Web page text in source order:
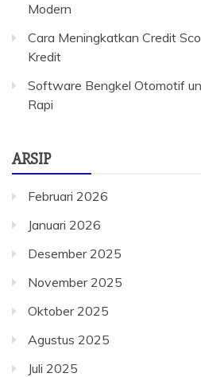
Modern
Cara Meningkatkan Credit
Kredit
Software Bengkel Otomotif
Rapi
ARSIP
Februari 2026
Januari 2026
Desember 2025
November 2025
Oktober 2025
Agustus 2025
Juli 2025